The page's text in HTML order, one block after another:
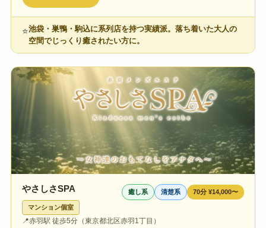
⭐池袋・巣鴨・駒込に系列店を持つ実績派。落ち着いた大人の
空間でじっくり癒されたい方に。
やさしさSPA 癒し系 清楚系 70分 ¥14,000〜
マンション個室
📍赤羽駅 徒歩5分（東京都北区赤羽1丁目）